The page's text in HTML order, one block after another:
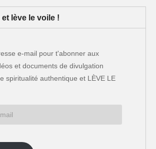
lève le voile !
e-mail pour t'abonner aux
et documents de divulgation
spiritualité authentique et LÈVE LE